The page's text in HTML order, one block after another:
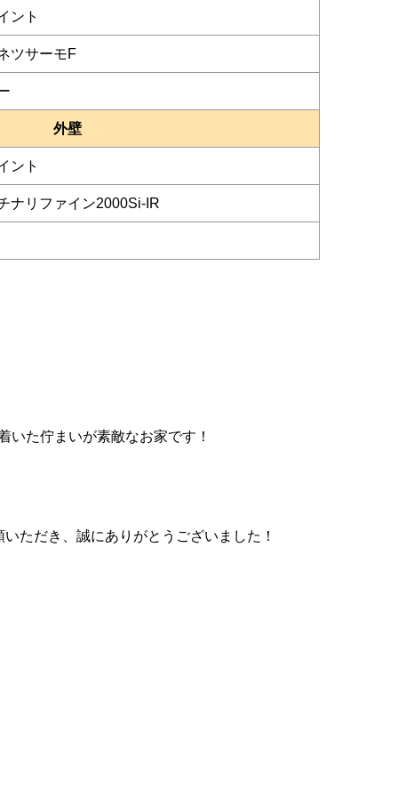
ント
ツサーモF
外壁
ント
ナリファイン2000Si-IR
た佇まいが素敵なお家です！
ただき、誠にありがとうございました！